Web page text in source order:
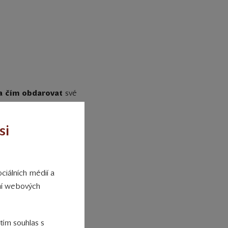
čím obdarovat své
značkou nebo
tvaru medaile s
(viz výše),
médií a
webových
souhlas s